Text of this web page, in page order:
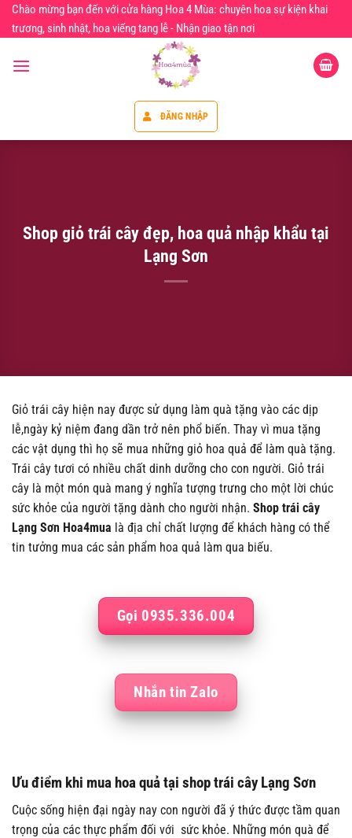
Chuyển
đến
dung
Chào mừng bạn đến với cửa hàng Hoa 4 Mùa: chuyên hoa sự kiện khai
trương, sinh nhật, hoa viếng tang lễ - Nhận giao tận nơi
ĐĂNG NHẬP
Shop giỏ trái cây đẹp, hoa quả nhập khẩu tại
Lạng Sơn
Giỏ trái cây hiện nay được sử dụng làm quà tặng vào các dịp
lễ,ngày kỷ niệm đang dần trở nên phổ biến. Thay vì mua tặng
các vật dụng thì họ sẽ mua những giỏ hoa quả để làm quà tặng.
Trái cây tươi có nhiều chất dinh dưỡng cho con người. Giỏ trái
cây là một món quà mang ý nghĩa tượng trưng cho một lời chúc
sức khỏe của người tặng dành cho người nhận. Shop trái cây
Lạng Sơn Hoa4mua là địa chỉ chất lượng để khách hàng có thể
tin tưởng mua các sản phẩm hoa quả làm qua biếu.
Gọi 0935.336.004
Nhắn tin Zalo
Ưu điểm khi mua hoa quả tại shop trái cây Lạng Sơn
Cuộc sống hiện đại ngày nay con người đã ý thức được tầm quan
trọng của các thực phẩm đối với sức khỏe. Những món quà để